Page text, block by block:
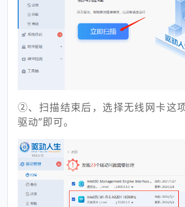
②、扫描结束后，选择无线网卡这
驱动”即可。